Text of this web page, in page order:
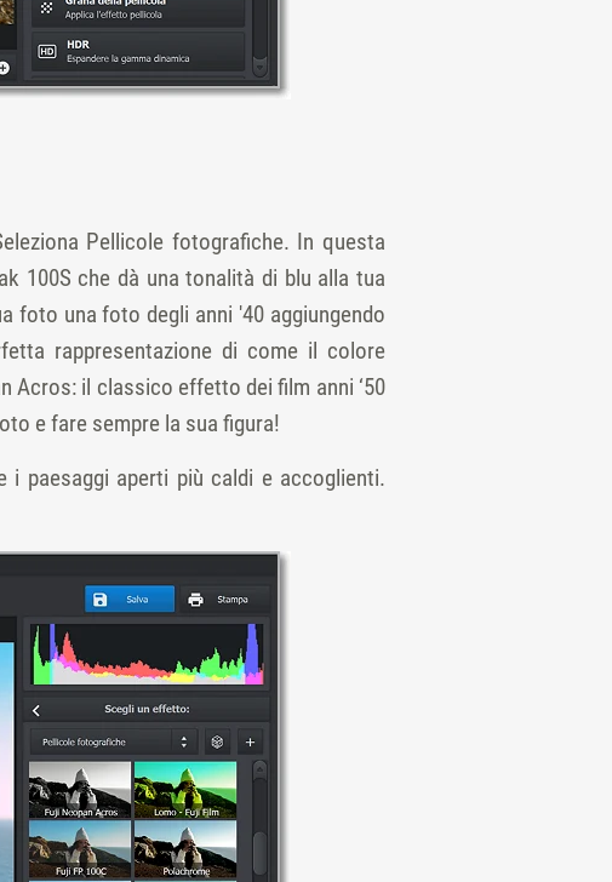
Pellicole fotografiche. In questa
100S che dà una tonalità di blu alla tua
foto una foto degli anni '40 aggiungendo
rappresentazione di come il colore
Acros: il classico effetto dei film anni ‘50
e fare sempre la sua figura!
i paesaggi aperti più caldi e accoglienti.